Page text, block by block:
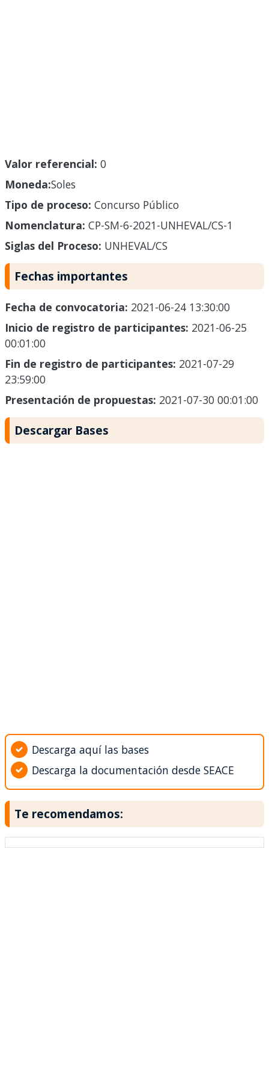
Valor referencial: 0
Moneda:Soles
Tipo de proceso: Concurso Público
Nomenclatura: CP-SM-6-2021-UNHEVAL/CS-1
Siglas del Proceso: UNHEVAL/CS
Fechas importantes
Fecha de convocatoria: 2021-06-24 13:30:00
Inicio de registro de participantes: 2021-06-25
00:01:00
Fin de registro de participantes: 2021-07-29
23:59:00
Presentación de propuestas: 2021-07-30 00:01:00
Descargar Bases
Descarga aquí las bases
Descarga la documentación desde SEACE
Te recomendamos: